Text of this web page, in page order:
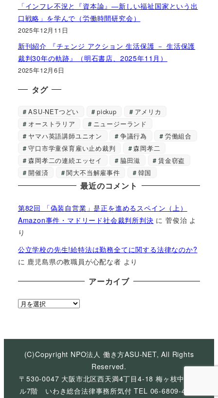
「インフレ不況と『資本論』―新しい福祉国家という出
口戦略」を学んで（労働時間研究会）
2025年12月11日
新刊紹介 『チェンジ アクション 生活保護 － 生活保護
裁判30年の軌跡』（明石書店、2025年11月）
2025年12月6日
タグ
ASU-NETつどい pickup
アメリカ
オーストラリア
ニュージーランド
ヤマハ英語講師ユニオン
争議行為
労働組合
守口市学童保育雇い止め裁判
森岡孝二
森岡孝二の連続エッセイ
脇田滋
賃金窃盗
開催済
関大不当解雇事件 韓国
最近のコメント
第82回 「偽装自営業」是正を進めるスペイン（上）
Amazon事件・マドリード社会裁判所判決 に菅俊治 よ
り
公立学校の先生!給特法は勤務全てに関する法律なのか?
に 鹿児島県の教職員が心配な者 より
アーカイブ
ア
イ
(C)Copyright NPO法人 働き方ASU-NET, All Rights
Reserved.
〒530-0047 大阪市北区西天満4丁目4-18 梅ヶ枝中央ビ
ル7階 いわき総合法律事務所気付 TEL 06-6809-4926